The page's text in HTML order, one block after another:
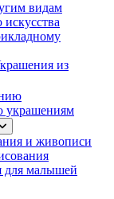
видам
из
украшениям
и живописи
для малышей